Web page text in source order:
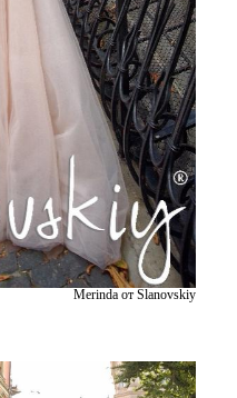
Merinda от Slanovskiy